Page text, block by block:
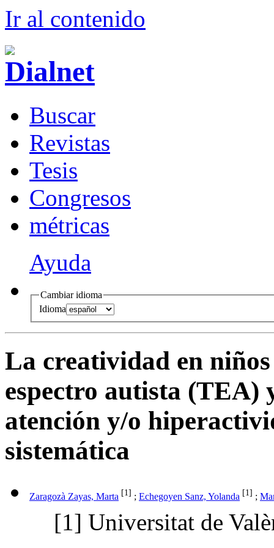
Ir al contenido
Buscar
Revistas
Tesis
Congresos
métricas
Ayuda
Cambiar idioma
Idioma
La creatividad en
espectro autista (TEA)
atención y/o
sistemática
Zaragozà Zayas, Marta [1] ; Echegoyen Sanz, Yolanda [1] ;
[1] Universitat de